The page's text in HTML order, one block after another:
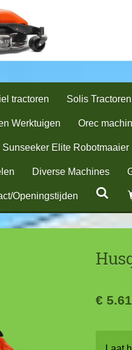
tractoren Solis Tractoren
Werktuigen Orec
Sunseeker Elite Robotmaaier
Diverse Machines
Openingstijden
€